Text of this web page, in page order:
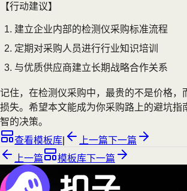
【行动建议】
建立企业内部的检测仪采购标准流程
定期对采购人员进行行业知识培训
与优质供应商建立长期战略合作关系
记住，在检测仪采购中，最贵的不是价格，
损失。希望本文能成为你采购路上的避坑指
智的决策。
查看模板库
上一篇下一篇
上一篇
模板库下一篇